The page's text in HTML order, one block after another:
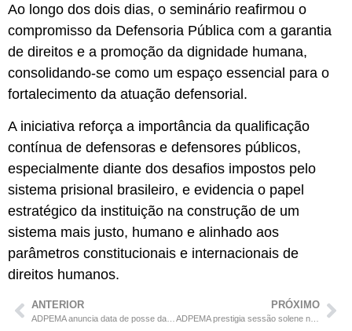
Ao longo dos dois dias, o seminário reafirmou o
compromisso da Defensoria Pública com a garantia
de direitos e a promoção da dignidade humana,
consolidando-se como um espaço essencial para o
fortalecimento da atuação defensorial.
A iniciativa reforça a importância da qualificação
contínua de defensoras e defensores públicos,
especialmente diante dos desafios impostos pelo
sistema prisional brasileiro, e evidencia o papel
estratégico da instituição na construção de um
sistema mais justo, humano e alinhado aos
parâmetros constitucionais e internacionais de
direitos humanos.
ANTERIOR PRÓXIMO
ADPEMA prestigia sessão solene na Assembleia Legislativa em homenagem aos 25 anos da Defensoria Pública do Maranhão